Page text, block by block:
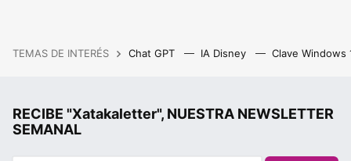
TEMAS DE INTERÉS Chat GPT IA Disney Clave Windows
RECIBE "Xatakaletter", NUESTRA NEWSLETTER
SEMANAL